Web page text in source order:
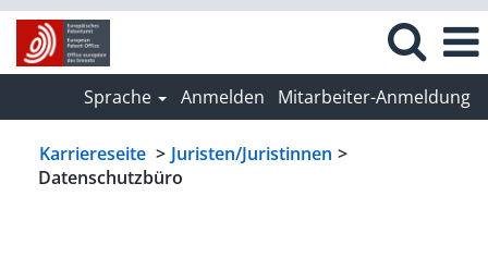
Sprache Anmelden Mitarbeiter-Anmeldung
Karriereseite > Juristen/Juristinnen >
Datenschutzbüro